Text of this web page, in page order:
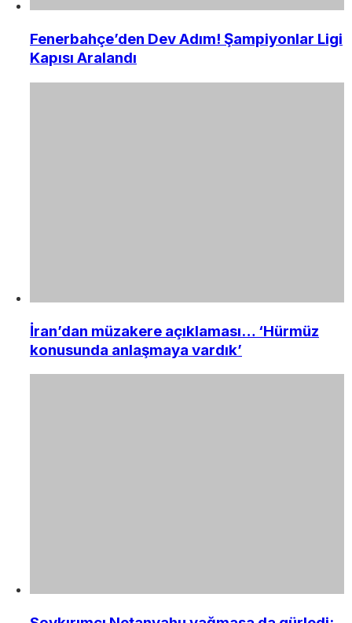
Fenerbahçe’den Dev Adım! Şampiyonlar Ligi
Kapısı Aralandı
İran’dan müzakere açıklaması… ‘Hürmüz
konusunda anlaşmaya vardık’